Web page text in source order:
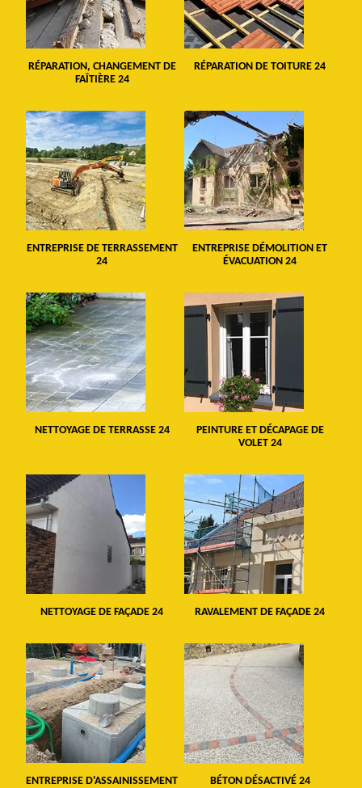
RÉPARATION, CHANGEMENT DE
FAÎTIÈRE 24
RÉPARATION DE TOITURE 24
ENTREPRISE DE TERRASSEMENT
24
ENTREPRISE DÉMOLITION ET
ÉVACUATION 24
NETTOYAGE DE TERRASSE 24
PEINTURE ET DÉCAPAGE DE
VOLET 24
NETTOYAGE DE FAÇADE 24 RAVALEMENT DE FAÇADE 24
ENTREPRISE D'ASSAINISSEMENT BÉTON DÉSACTIVÉ 24